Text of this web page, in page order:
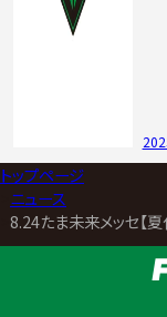
トップページ
ニュース
8.24たま未来メッセ【夏